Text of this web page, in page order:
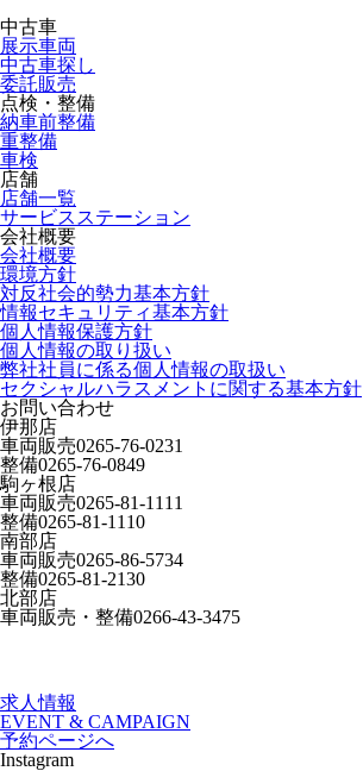
中古車
展示車両
中古車探し
委託販売
点検・整備
納車前整備
重整備
車検
店舗
店舗一覧
サービスステーション
会社概要
会社概要
環境方針
対反社会的勢力基本方針
情報セキュリティ基本方針
個人情報保護方針
個人情報の取り扱い
弊社社員に係る個人情報の取扱い
セクシャルハラスメントに関する基本方針
お問い合わせ
伊那店
車両販売0265-76-0231
整備0265-76-0849
駒ヶ根店
車両販売0265-81-1111
整備0265-81-1110
南部店
車両販売0265-86-5734
整備0265-81-2130
北部店
車両販売・整備0266-43-3475
求人情報
EVENT & CAMPAIGN
予約ページへ
Instagram